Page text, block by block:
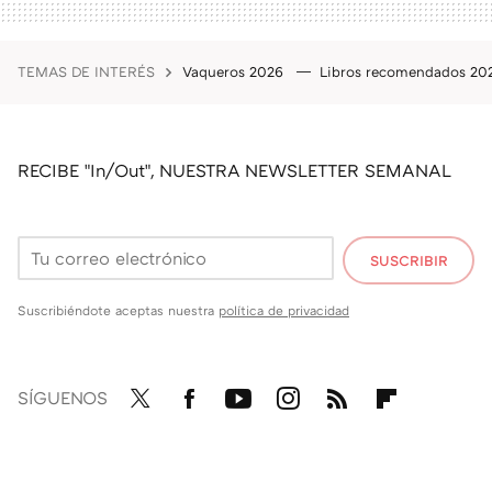
TEMAS DE INTERÉS Vaqueros 2026 Libros recomendados
RECIBE "In/Out", NUESTRA NEWSLETTER SEMANAL
SUSCRIBIR
Suscribiéndote aceptas nuestra política de privacidad
SÍGUENOS